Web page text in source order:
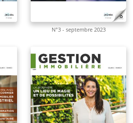
N°3 - septembre 2023